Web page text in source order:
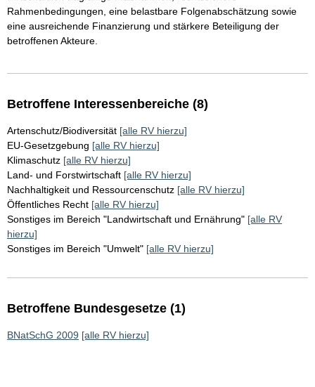
Rahmenbedingungen, eine belastbare Folgenabschätzung sowie
eine ausreichende Finanzierung und stärkere Beteiligung der
betroffenen Akteure.
Betroffene Interessenbereiche (8)
Artenschutz/Biodiversität [alle RV hierzu]
EU-Gesetzgebung [alle RV hierzu]
Klimaschutz [alle RV hierzu]
Land- und Forstwirtschaft [alle RV hierzu]
Nachhaltigkeit und Ressourcenschutz [alle RV hierzu]
Öffentliches Recht [alle RV hierzu]
Sonstiges im Bereich "Landwirtschaft und Ernährung" [alle RV
hierzu]
Sonstiges im Bereich "Umwelt" [alle RV hierzu]
Betroffene Bundesgesetze (1)
BNatSchG 2009 [alle RV hierzu]